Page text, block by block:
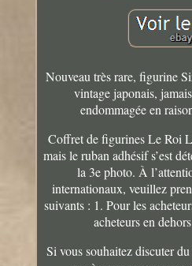
Nouveau très rare, figurine
vintage japonais,
endommagée en
Coffret de figurines Le Roi
mais le ruban adhésif s’est
la 3e photo. À
internationaux, veuillez
suivants : 1. Pour les
acheteurs en
Si vous souhaitez discuter